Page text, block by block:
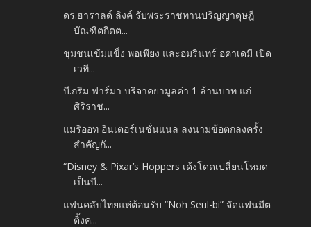
ดร.ฮาราลด์ ลิงค์ รับพระราชทานปริญญาดุษฎี
บัณฑิตกิตต...
ชุมชนเข้มแข็ง พอเพียง และอมรินทร์ อคาเดมี เปิด
เวที...
บี.กริม ฟาร์มา บริจาคยามูลค่า 1 ล้านบาท แก่
ศิริราช...
แมริออท อินเตอร์เนชั่นแนล ลงนามข้อตกลงครั้ง
สำคัญกั...
“Disney & Pixar’s Hoppers เด้งโดดเปลี่ยนโหมด
เป็นบี...
แฟนคลับไทยแห่ต้อนรับ “Noh Seul-bi” จัดแฟนมีต
ติ้งค...